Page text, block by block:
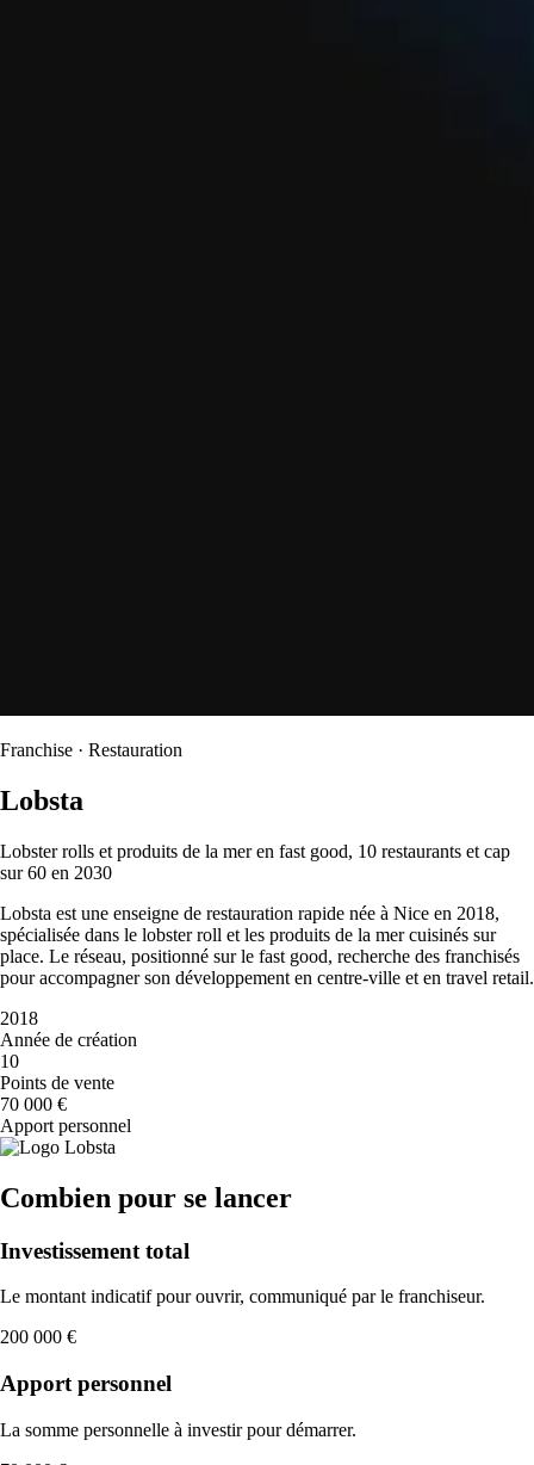
Franchise · Restauration
Lobsta
Lobster rolls et produits de la mer en fast good, 10 restaurants et cap
sur 60 en 2030
Lobsta est une enseigne de restauration rapide née à Nice en 2018,
spécialisée dans le lobster roll et les produits de la mer cuisinés sur
place. Le réseau, positionné sur le fast good, recherche des franchisés
pour accompagner son développement en centre-ville et en travel retail.
2018
Année de création
10
Points de vente
70 000 €
Apport personnel
Combien pour se lancer
Investissement total
Le montant indicatif pour ouvrir, communiqué par le franchiseur.
200 000 €
Apport personnel
La somme personnelle à investir pour démarrer.